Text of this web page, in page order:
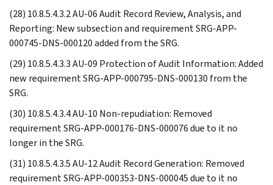
(28) 10.8.5.4.3.2 AU-06 Audit Record Review, Analysis, and
Reporting: New subsection and requirement SRG-APP-
000745-DNS-000120 added from the SRG.
(29) 10.8.5.4.3.3 AU-09 Protection of Audit Information: Added
new requirement SRG-APP-000795-DNS-000130 from the
SRG.
(30) 10.8.5.4.3.4 AU-10 Non-repudiation: Removed
requirement SRG-APP-000176-DNS-000076 due to it no
longer in the SRG.
(31) 10.8.5.4.3.5 AU-12 Audit Record Generation: Removed
requirement SRG-APP-000353-DNS-000045 due to it no